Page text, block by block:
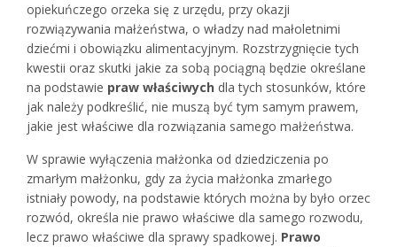
opiekuńczego orzeka się z urzędu, przy okazji
rozwiązywania małżeństwa, o władzy nad małoletnimi
dziećmi i obowiązku alimentacyjnym. Rozstrzygnięcie tych
kwestii oraz skutki jakie za sobą pociągną będzie określane
na podstawie praw właściwych dla tych stosunków, które
jak należy podkreślić, nie muszą być tym samym prawem,
jakie jest właściwe dla rozwiązania samego małżeństwa.
W sprawie wyłączenia małżonka od dziedziczenia po
zmarłym małżonku, gdy za życia małżonka zmarłego
istniały powody, na podstawie których można by było orzec
rozwód, określa nie prawo właściwe dla samego rozwodu,
lecz prawo właściwe dla sprawy spadkowej. Prawo